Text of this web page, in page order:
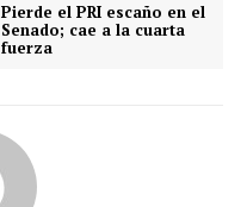
Pierde el PRI escaño en el
Senado; cae a la cuarta
fuerza